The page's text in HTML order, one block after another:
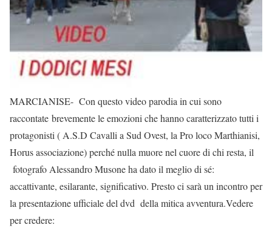
MARCIANISE- Con questo video parodia in cui sono
raccontate brevemente le emozioni che hanno caratterizzato tutti i
protagonisti ( A.S.D Cavalli a Sud Ovest, la Pro loco Marthianisi,
Horus associazione) perché nulla muore nel cuore di chi resta, il
fotografo Alessandro Musone ha dato il meglio di sé:
accattivante, esilarante, significativo. Presto ci sarà un incontro per
la presentazione ufficiale del dvd della mitica avventura.Vedere
per credere: